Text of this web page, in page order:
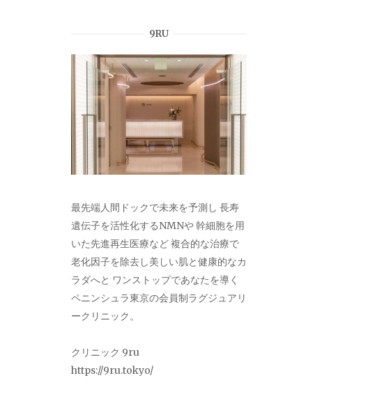
9RU
最先端人間ドックで未来を予測し 長寿
遺伝子を活性化するNMNや 幹細胞を用
いた先進再生医療など 複合的な治療で
老化因子を除去し美しい肌と健康的なカ
ラダへと ワンストップであなたを導く
ペニンシュラ東京の会員制ラグジュアリ
ークリニック。
クリニック 9ru
https://9ru.tokyo/